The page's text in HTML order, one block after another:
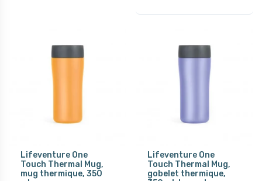
Lifeventure One
Touch Thermal Mug,
mug thermique, 350
Lifeventure One
Touch Thermal Mug,
gobelet thermique,